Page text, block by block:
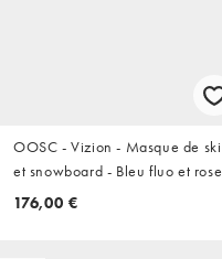
OOSC - Vizion - Masque de ski
et snowboard - Bleu fluo et rose
176,00 €